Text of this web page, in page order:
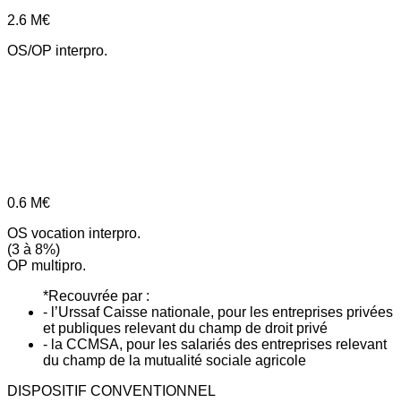
2.6 M€
OS/OP interpro.
0.6 M€
OS vocation interpro.
(3 à 8%)
OP multipro.
*Recouvrée par :
- l’Urssaf Caisse nationale, pour les entreprises privées
et publiques relevant du champ de droit privé
- la CCMSA, pour les salariés des entreprises relevant
du champ de la mutualité sociale agricole
DISPOSITIF CONVENTIONNEL